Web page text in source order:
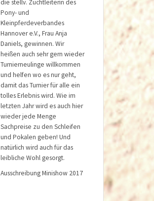
die stellv. Zuchtleiterin des
Pony- und
Kleinpferdeverbandes
Hannover e.V., Frau Anja
Daniels, gewinnen. Wir
heißen auch sehr gern wieder
Turnierneulinge willkommen
und helfen wo es nur geht,
damit das Turnier für alle ein
tolles Erlebnis wird. Wie im
letzten Jahr wird es auch hier
wieder jede Menge
Sachpreise zu den Schleifen
und Pokalen geben! Und
natürlich wird auch für das
leibliche Wohl gesorgt.
Ausschreibung Minishow 2017